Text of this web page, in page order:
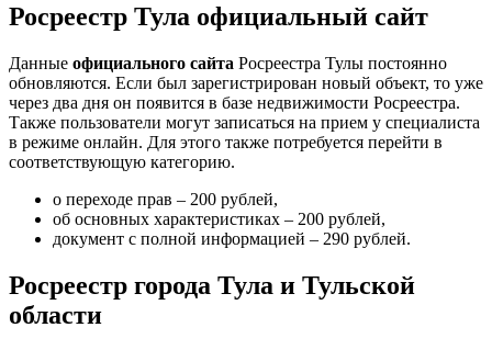
Росреестр Тула официальный сайт
Данные официального сайта Росреестра Тулы постоянно
обновляются. Если был зарегистрирован новый объект, то уже
через два дня он появится в базе недвижимости Росреестра.
Также пользователи могут записаться на прием у специалиста
в режиме онлайн. Для этого также потребуется перейти в
соответствующую категорию.
о переходе прав – 200 рублей,
об основных характеристиках – 200 рублей,
документ с полной информацией – 290 рублей.
Росреестр города Тула и Тульской
области